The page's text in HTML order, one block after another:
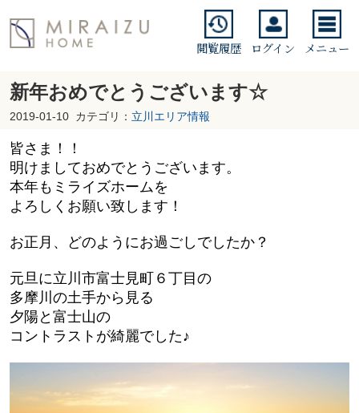
閲覧履歴 ログイン メニュー
新年おめでとうございます☆
2019-01-10 カテゴリ： 立川エリア情報
皆さま！！
明けましておめでとうございます。
本年もミライズホームを
よろしくお願い致します！
お正月、どのようにお過ごしでしたか？
元旦に立川市富士見町６丁目の
多摩川の土手から見る
夕陽と富士山の
コントラストが綺麗でした♪